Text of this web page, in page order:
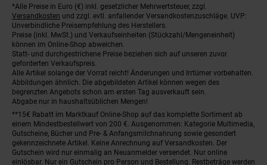
Fußnoten
*Alle Preise in Euro (€) inkl. gesetzlicher Mehrwertsteuer, zzgl.
Versandkosten und zzgl. evtl. anfallender Versandkostenzuschläge. UVP:
Unverbindliche Preisempfehlung des Herstellers.
Preise (inkl. MwSt.) und Verkaufseinheiten (Stückzahl/Mengeneinheit)
können im Online-Shop abweichen.
Statt- und durchgestrichene Preise beziehen sich auf unseren zuvor
geforderten Verkaufspreis.
Alle Artikel solange der Vorrat reicht! Änderungen und Irrtümer vorbehalten.
Abbildungen ähnlich. Die abgebildeten Artikel können wegen des
begrenzten Angebots schon am ersten Tag ausverkauft sein.
Abgabe nur in haushaltsüblichen Mengen!
**15€ Rabatt im Marktkauf Online-Shop auf das komplette Sortiment ab
einem Mindestbestellwert von 200 €. Ausgenommen: Kategorie Multimedia,
Gutscheine, Bücher und Pre- & Anfangsmilchnahrung sowie gesondert
gekennzeichnete Artikel. Keine Anrechnung auf Versandkosten. Der
Gutschein wird nur einmalig an Neuanmelder versendet. Nur online
einlösbar. Nur ein Gutschein pro Person und Bestellung. Restbeträge werden